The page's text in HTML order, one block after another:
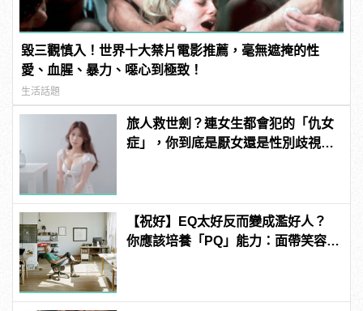
毀三觀慎入！世界十大禁片電影推薦，毫無遮掩的性
愛、血腥、暴力、噁心到極致！
生活話題
旅人救世劍？連女生都會犯的「仇女
症」，你到底是厭女還是性別歧視？
【祝好】EQ太好反而變成濫好人？
你應該培養「PQ」能力：面帶笑容，